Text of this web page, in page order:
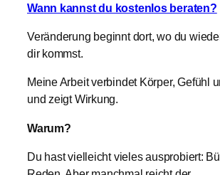
Wann kannst du kostenlos beraten?
Veränderung beginnt dort, wo du
dir kommst.
Meine Arbeit verbindet Körper, Gefühl
und zeigt Wirkung.
Warum?
Du hast vielleicht vieles ausprobiert: